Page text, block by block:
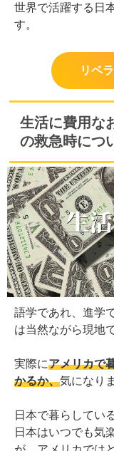
世界で活躍する日
す。
リベ
生活に費用な
の救急時につ
語学であれ、進学
は当然ながら現地
実際にアメリカで
かるか、気になり
日本で暮らしてい
日本はいつでも気